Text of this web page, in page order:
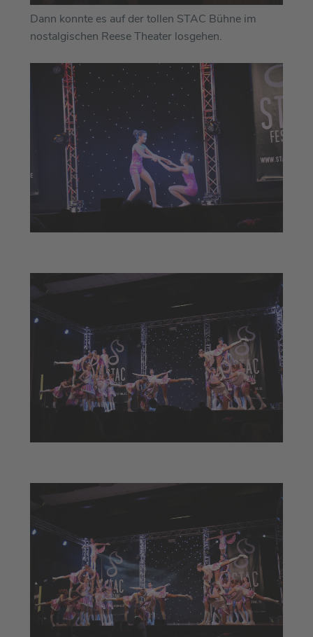
Dann konnte es auf der tollen STAC Bühne im
nostalgischen Reese Theater losgehen.